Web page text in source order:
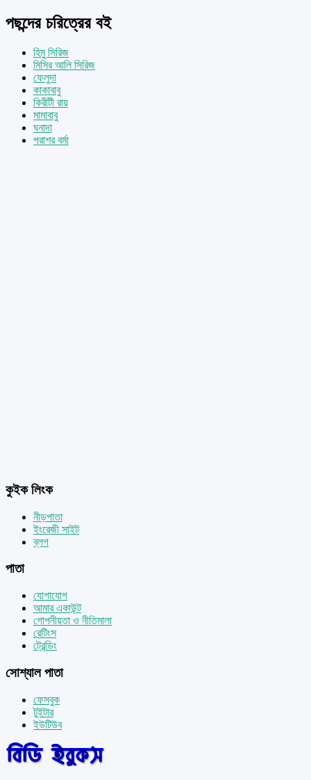
পছন্দের চরিত্রের বই
হিমু সিরিজ
মিসির আলি সিরিজ
ফেলুদা
কাকাবাবু
কিরীটী রায়
মামাবাবু
ঘনাদা
পরাশর বর্মা
কুইক লিংক
নীড়পাতা
ইংরেজী সাইট
ব্লগ
পাতা
যোগাযোগ
আমার একাউন্ট
গোপনীয়তা ও নীতিমালা
রেটিংস
ট্রেন্ডিং
সোশ্যাল পাতা
ফেসবুক
টুইটার
ইউটিউব